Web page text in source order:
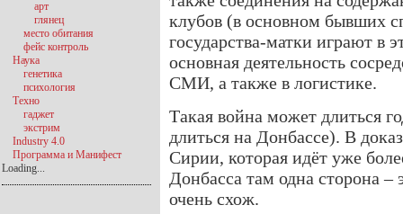
клубов (в основном бывших
государства-матки играют в
основная деятельность
СМИ, а также в логистике.
Такая война может длиться
длиться на Донбассе). В
Сирии, которая идёт уже
Донбасса там одна сторона –
очень схож.
арт
глянец
место обитания
фейс контроль
Наука
генетика
психология
Техно
гаджет
экстрим
Industry 4.0
Программа и Манифест
Loading...